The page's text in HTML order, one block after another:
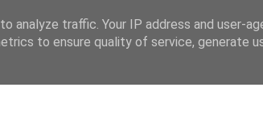
analyze traffic. Your IP address and user-
to ensure quality of service, generate